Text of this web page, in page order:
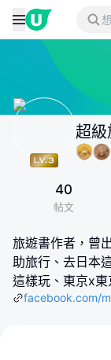
超
40
帖文
旅遊書作者，曾
助旅行、去日本
這樣玩、東京x東
facebook.com/